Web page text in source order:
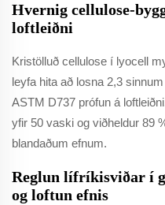
Hvernig cellulose-
loftleiðni
Kristölluð cellulose í lyocell
leyfa hita að losna 2,3
ASTM D737 prófun á
yfir 50 vaski og viðheldur 89
blandaðum efnum.
Reglun lífríkisviðar í
og loftun efnis